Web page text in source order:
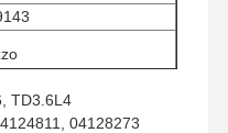
Union, T/T
EMS/TNT/FedEx
TD3.6L4
04128273